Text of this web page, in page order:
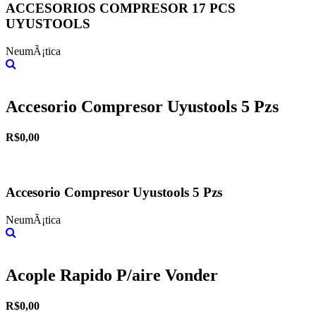
ACCESORIOS COMPRESOR 17 PCS
UYUSTOOLS
NeumÃ¡tica
Accesorio Compresor Uyustools 5 Pzs
R$0,00
Accesorio Compresor Uyustools 5 Pzs
NeumÃ¡tica
Acople Rapido P/aire Vonder
R$0,00